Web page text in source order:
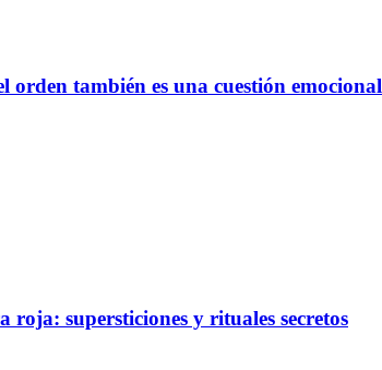
también es una cuestión emocional
roja: supersticiones y rituales secretos